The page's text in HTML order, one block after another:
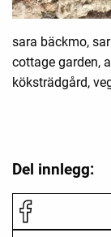
sara bäckmo,
cottage garden,
köksträdgård,
Del innlegg: